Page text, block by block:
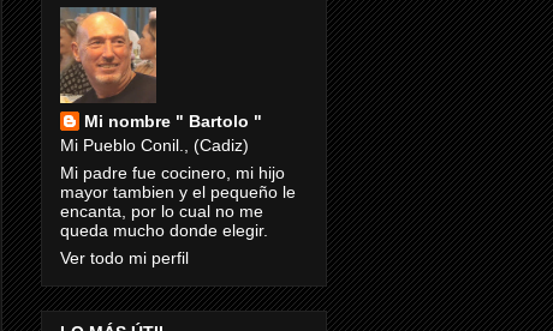
Mi nombre " Bartolo "
Mi Pueblo Conil., (Cadiz)
Mi padre fue cocinero, mi hijo
mayor tambien y el pequeño le
encanta, por lo cual no me
queda mucho donde elegir.
Ver todo mi perfil